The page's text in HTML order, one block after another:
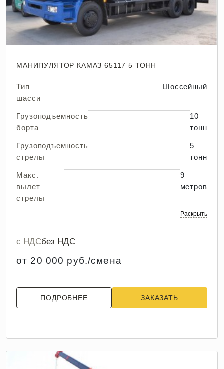
МАНИПУЛЯТОР КАМАЗ 65117 5 ТОНН
Тип
шасси
Шоссейный
Грузоподъемность
борта
10
тонн
Грузоподъемность
стрелы
5
тонн
Макс.
вылет
стрелы
9
метров
Раскрыть
с НДСбез НДС
от 20 000 руб./смена
ПОДРОБНЕЕ ЗАКАЗАТЬ